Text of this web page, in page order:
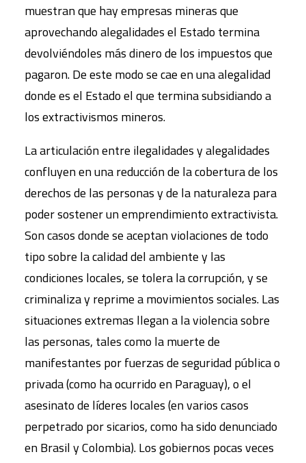
muestran que hay empresas mineras que
aprovechando alegalidades el Estado termina
devolviéndoles más dinero de los impuestos que
pagaron. De este modo se cae en una alegalidad
donde es el Estado el que termina subsidiando a
los extractivismos mineros.
La articulación entre ilegalidades y alegalidades
confluyen en una reducción de la cobertura de los
derechos de las personas y de la naturaleza para
poder sostener un emprendimiento extractivista.
Son casos donde se aceptan violaciones de todo
tipo sobre la calidad del ambiente y las
condiciones locales, se tolera la corrupción, y se
criminaliza y reprime a movimientos sociales. Las
situaciones extremas llegan a la violencia sobre
las personas, tales como la muerte de
manifestantes por fuerzas de seguridad pública o
privada (como ha ocurrido en Paraguay), o el
asesinato de líderes locales (en varios casos
perpetrado por sicarios, como ha sido denunciado
en Brasil y Colombia). Los gobiernos pocas veces